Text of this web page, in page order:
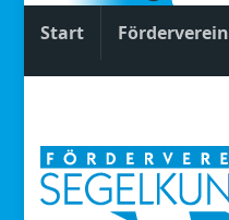
Start Förderverein